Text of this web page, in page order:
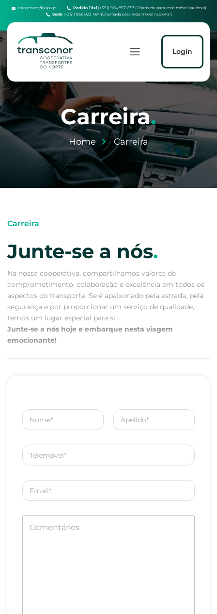
transconor@sapo.pt Pedido Táxi (+351) 964 857 637 (Chamada para rede móvel nacional)
Sede (+351) 966 823 484 (Chamada para rede móvel nacional)
Login
Carreira.
Home Carreira
Carreira
Junte-se a nós.
Na nossa cooperativa, compartilhamos valores de
comprometimento, colaboração e excelência em todos os
aspectos do transporte. Se é apaixonado pela estrada, pela
segurança e por proporcionar um serviço de qualidade,
temos um lugar especial para si.
Junte-se a nós hoje e embarque nesta viagem
emocionante!